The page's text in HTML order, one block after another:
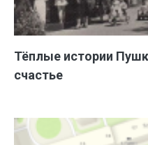
Тёплые истории
счастье